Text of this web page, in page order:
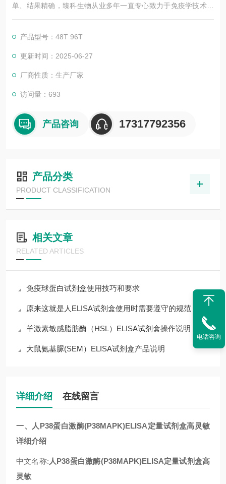
单、结果精确，臻科生物从业多年一直专心致力于免疫学技术的
积累与发展，以其优质的产品质量与专业的技术服务，赢得业内
保持良好的合作关系，共同努力合作共赢。
产品型号：48T 96T
更新时间：2025-06-27
厂商性质：生产厂家
访问量：693
产品咨询 17317792356
产品分类
PRODUCT CLASSIFICATION
相关文章
RELATED ARTICLES
免疫球蛋白试剂盒使用技巧和要求
原来这就是人ELISA试剂盒使用时需要遵守的规范
羊激素敏感脂肪酶（HSL）ELISA试剂盒操作说明
大鼠氨基脲(SEM）ELISA试剂盒产品说明
详细介绍 在线留言
一、人P38蛋白激酶(P38MAPK)ELISA定量试剂盒高灵敏
详细介绍
中文名称: 人P38蛋白激酶(P38MAPK)ELISA定量试剂盒高
灵敏
电话咨询